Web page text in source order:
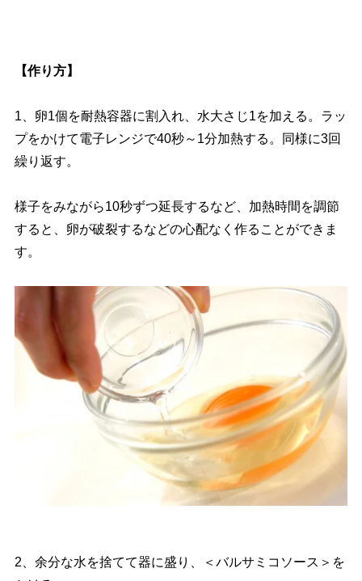
【作り方】
1、卵1個を耐熱容器に割入れ、水大さじ1を加える。ラッ
プをかけて電子レンジで40秒～1分加熱する。同様に3回
繰り返す。
様子をみながら10秒ずつ延長するなど、加熱時間を調節
すると、卵が破裂するなどの心配なく作ることができま
す。
2、余分な水を捨てて器に盛り、＜バルサミコソース＞を